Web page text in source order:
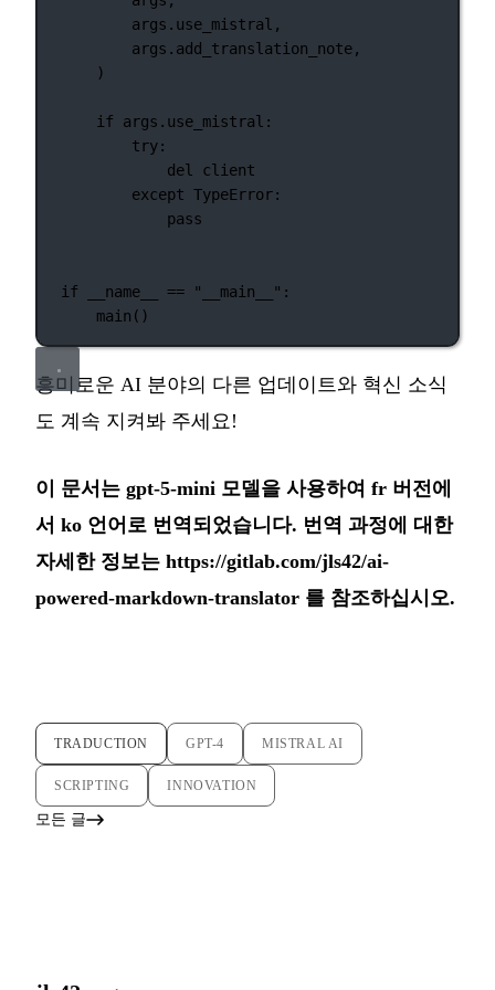
args.use_mistral,
args.add_translation_note,
)
if args.use_mistral:
try:
del
client
except TypeError:
pass
if __name__ == "__main__" :
main()
흥미로운 AI 분야의 다른 업데이트와 혁신 소식
도 계속 지켜봐 주세요!
이 문서는 gpt-5-mini 모델을 사용하여 fr 버전에
서 ko 언어로 번역되었습니다. 번역 과정에 대한
자세한 정보는 https://gitlab.com/jls42/ai-
powered-markdown-translator 를 참조하십시오.
TRADUCTION GPT-4 MISTRAL AI
SCRIPTING INNOVATION
모든 글